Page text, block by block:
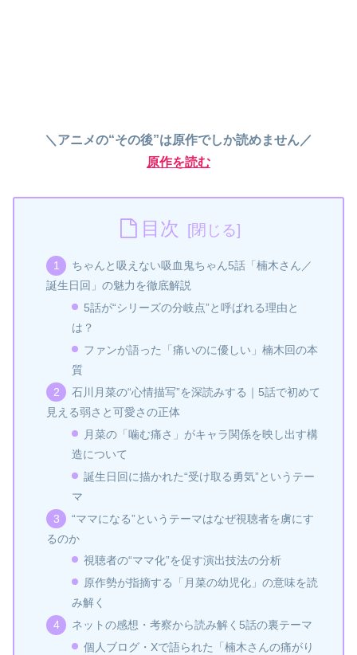
＼アニメの“その後”は原作でしか読めません／
原作を読む
目次
ちゃんと吸えない吸血鬼ちゃん5話「楠木さん／
誕生日回」の魅力を徹底解説
5話が“シリーズの分岐点”と呼ばれる理由と
は？
ファンが語った「痛いのに優しい」楠木回の本
質
石川月菜の“心情描写”を深読みする｜5話で初めて
見える弱さと可愛さの正体
月菜の「噛む痛さ」がキャラ関係を映し出す構
造について
誕生日回に描かれた“受け取る勇気”というテー
マ
“ママになる”というテーマはなぜ視聴者を虜にす
るのか
視聴者の“ママ化”を促す演出技法の分析
原作勢が指摘する「月菜の幼児化」の意味を読
み解く
ネットの感想・考察から読み解く5話の裏テーマ
個人ブログ・Xで語られた「楠木さんの痛がり